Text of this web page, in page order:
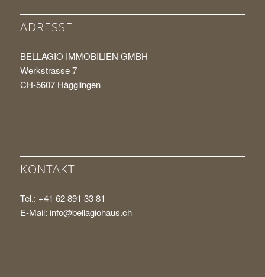
ADRESSE
BELLAGIO IMMOBILIEN GMBH
Werkstrasse 7
CH-5607 Hägglingen
KONTAKT
Tel.: +41 62 891 33 81
E-Mail: info@bellagiohaus.ch